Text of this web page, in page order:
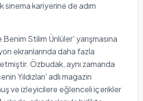
sinema kariyerine de adım
Benim Stilim Ünlüler' yarışmasına
ekranlarında daha fazla
Özbudak, aynı zamanda
Yıldızları' adlı magazin
ve izleyicilere eğlenceli içerikler